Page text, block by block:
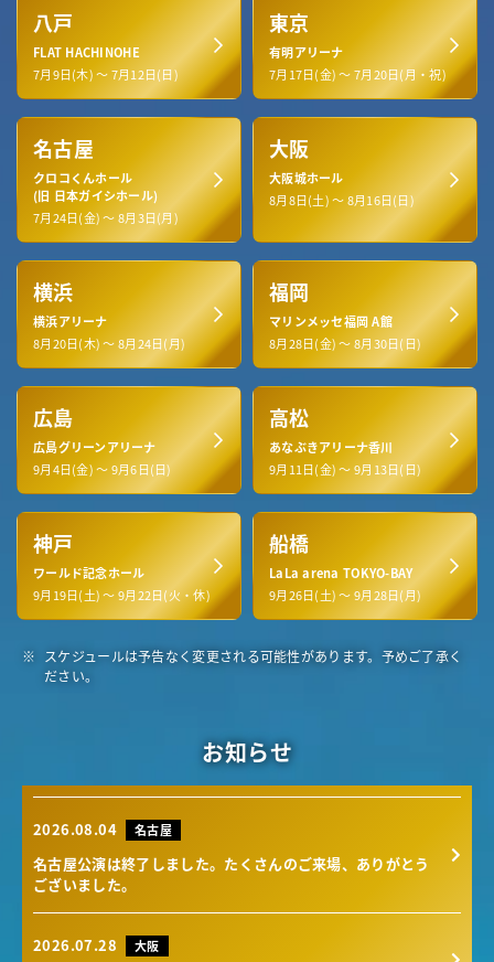
八戸
FLAT HACHINOHE
7月9日(木) ～ 7月12日(日)
東京
有明アリーナ
7月17日(金) ～ 7月20日(月・祝)
名古屋
クロコくんホール
(旧 日本ガイシホール)
7月24日(金) ～ 8月3日(月)
大阪
大阪城ホール
8月8日(土) ～ 8月16日(日)
横浜
横浜アリーナ
8月20日(木) ～ 8月24日(月)
福岡
マリンメッセ福岡 A館
8月28日(金) ～ 8月30日(日)
広島
広島グリーンアリーナ
9月4日(金) ～ 9月6日(日)
高松
あなぶきアリーナ香川
9月11日(金) ～ 9月13日(日)
神戸
ワールド記念ホール
9月19日(土) ～ 9月22日(火・休)
船橋
LaLa arena TOKYO-BAY
9月26日(土) ～ 9月28日(月)
スケジュールは予告なく変更される可能性があります。予めご了承く
ださい。
お知らせ
2026.08.04 名古屋
名古屋公演は終了しました。たくさんのご来場、ありがとう
ございました。
2026.07.28 大阪